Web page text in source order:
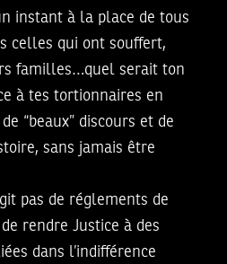
instant à la place de tous
celles qui ont souffert,
familles…quel serait ton
à tes tortionnaires en
“beaux” discours et de
sans jamais être
pas de réglements de
rendre Justice à des
dans l’indifférence